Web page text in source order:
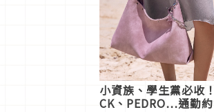
小資族、學生黨必收
CK、PEDRO…通勤